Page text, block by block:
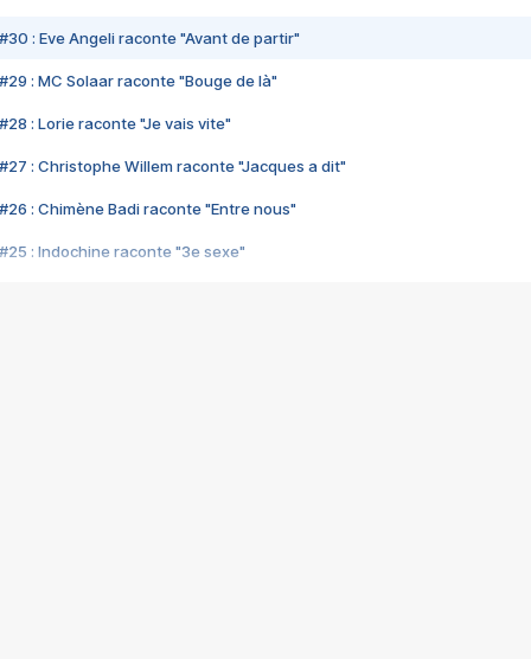
#30 : Eve Angeli raconte "Avant de partir"
#29 : MC Solaar raconte "Bouge de là"
#28 : Lorie raconte "Je vais vite"
#27 : Christophe Willem raconte "Jacques a dit"
#26 : Chimène Badi raconte "Entre nous"
#25 : Indochine raconte "3e sexe"